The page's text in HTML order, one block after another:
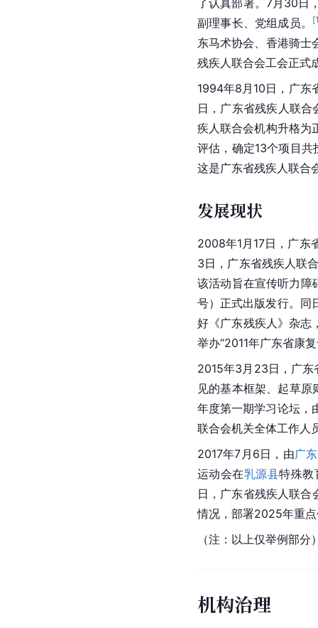
副理事长、党组成员。
[
东马术协会、香港骑士
残疾人联合会工会正式
1994年8月10日，广东
日，广东省残疾人联
疾人联合会机构升格为
评估，确定13个项目
这是广东省残疾人联合
发展现状
2008年1月17日，广东
3日，广东省残疾人联
该活动旨在宣传听力障
号）正式出版发行。同
好《广东残疾人》杂志
举办“2011年广东省康
2015年3月23日，广东
见的基本框架、起草
年度第一期学习论坛，
联合会机关全体工作人
2017年7月6日，由广
运动会在乳源县特殊教
日，广东省残疾人联
情况，部署2025年重
（注：以上仅举例部分
机构治理